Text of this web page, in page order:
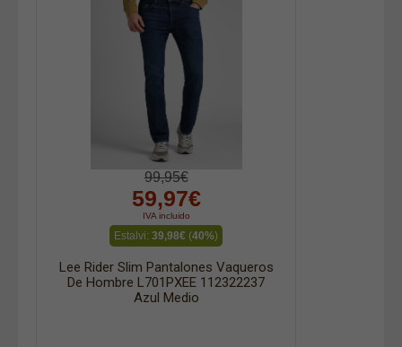
99,95€
59,97€
IVA incluido
Estalvi: 39,98€ (40%)
Lee Rider Slim Pantalones Vaqueros
De Hombre L701PXEE 112322237
Azul Medio